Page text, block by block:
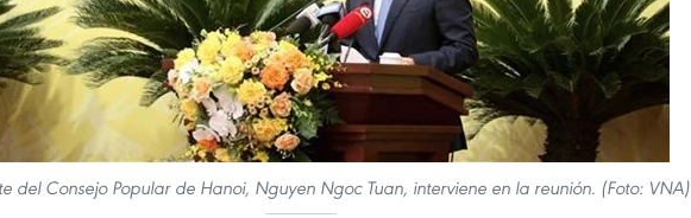
del Consejo Popular de Hanoi, Nguyen Ngoc Tuan, interviene en la reunión. (Foto: VNA)